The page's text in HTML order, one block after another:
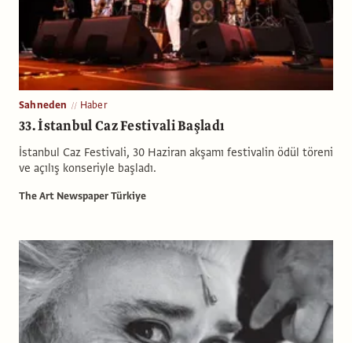
Sahneden Haber
33. İstanbul Caz Festivali Başladı
İstanbul Caz Festivali, 30 Haziran akşamı festivalin ödül töreni
ve açılış konseriyle başladı.
The Art Newspaper Türkiye